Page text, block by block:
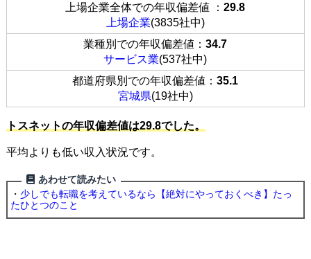
上場企業全体での年収偏差値 ：29.8
上場企業(3835社中)
業種別での年収偏差値：34.7
サービス業(537社中)
都道府県別での年収偏差値：35.1
宮城県(19社中)
トスネットの年収偏差値は29.8でした。
平均よりも低い収入状況です。
あわせて読みたい
・ 少しでも転職を考えているなら【絶対にやっておくべき】たっ
たひとつのこと